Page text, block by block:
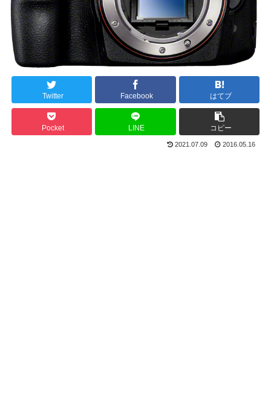
Twitter Facebook はてブ
Pocket LINE コピー
2021.07.09 2016.05.16